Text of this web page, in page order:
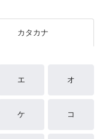
カタカナ
エ オ
ケ コ